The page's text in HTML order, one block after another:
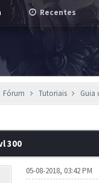
Recentes
Fórum Tutoriais Guia
300
05-08-2018, 03:42 PM